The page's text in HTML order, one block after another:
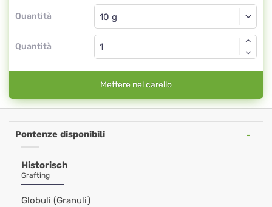
Quantità
Globuli
Quantità
Mettere nel carello
Pontenze disponibili
Historisch
Grafting
Globuli (Granuli)